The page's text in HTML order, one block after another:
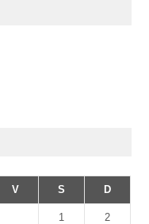
V S D
1 2